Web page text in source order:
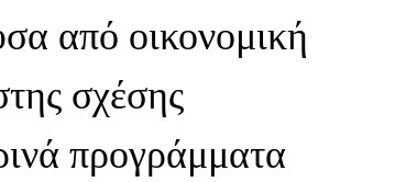
από οικονομική
σχέσης
προγράμματα